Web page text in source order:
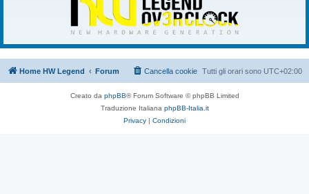
Home HW Legend Forum Tutti gli orari sono UTC+02:00
Cancella cookie
Creato da phpBB® Forum Software © phpBB Limited
Traduzione Italiana phpBB-Italia.it
Privacy | Condizioni